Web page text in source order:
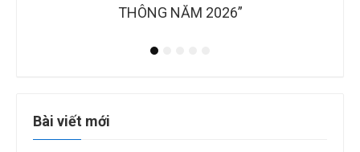
2026”
Bài viết mới